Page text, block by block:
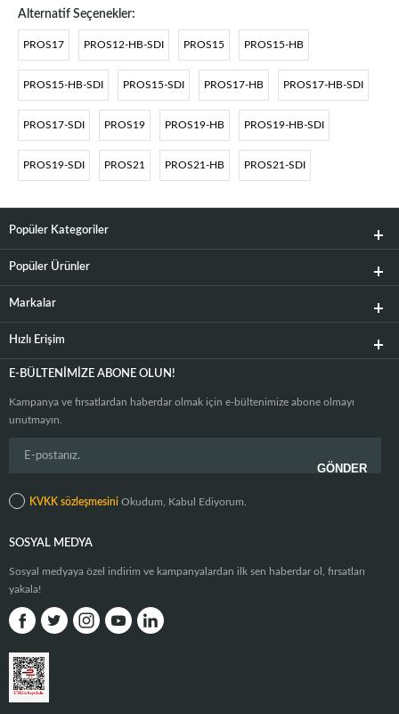
Alternatif Seçenekler:
PROS17 PROS12-HB-SDI PROS15 PROS15-HB
PROS15-HB-SDI PROS15-SDI PROS17-HB PROS17-HB-SDI
PROS17-SDI PROS19 PROS19-HB PROS19-HB-SDI
PROS19-SDI PROS21 PROS21-HB PROS21-SDI
Popüler Kategoriler
Popüler Ürünler
Markalar
Hızlı Erişim
E-BÜLTENIMIZE ABONE OLUN!
Kampanya ve fırsatlardan haberdar olmak için e-bültenimize abone olmayı
unutmayın.
KVKK sözleşmesini Okudum, Kabul Ediyorum.
SOSYAL MEDYA
Sosyal medyaya özel indirim ve kampanyalardan ilk sen haberdar ol, fırsatları
yakala!